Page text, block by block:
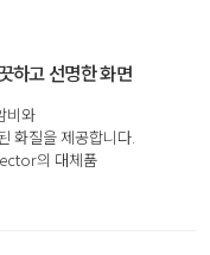
하고 선명한 화면
비와
화질을 제공합니다.
의 대체품